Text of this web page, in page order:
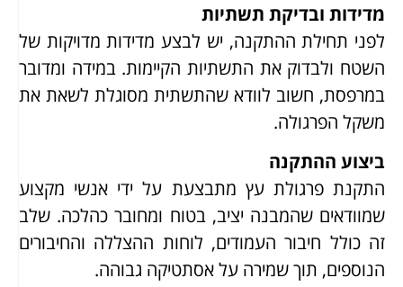
מדידות ובדיקת תשתיות
לפני תחילת ההתקנה, יש לבצע מדידות מדויקות של
השטח ולבדוק את התשתיות הקיימות. במידה ומדובר
במרפסת, חשוב לוודא שהתשתית מסוגלת לשאת את
משקל הפרגולה.
ביצוע ההתקנה
התקנת פרגולת עץ מתבצעת על ידי אנשי מקצוע
שמוודאים שהמבנה יציב, בטוח ומחובר כהלכה. שלב
זה כולל חיבור העמודים, לוחות ההצללה והחיבורים
הנוספים, תוך שמירה על אסתטיקה גבוהה.